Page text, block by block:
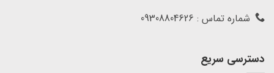
شماره تماس : 09308804626
دسترسی سریع